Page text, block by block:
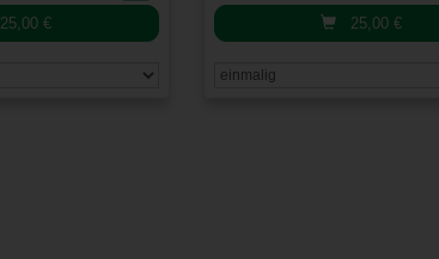
25,00€ 25,00 €